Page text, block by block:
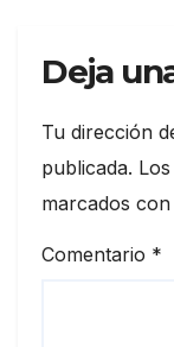
Deja
Tu dirección
publicada.
marcados con
Comentario *